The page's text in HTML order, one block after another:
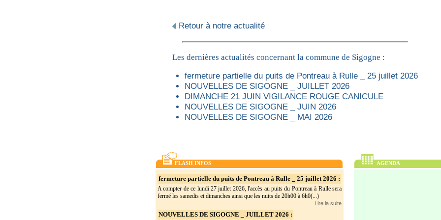
Retour à notre actualité
Les dernières actualités concernant la commune de Sigogne :
fermeture partielle du puits de Pontreau à Rulle _ 25 juillet 2026
NOUVELLES DE SIGOGNE _ JUILLET 2026
DIMANCHE 21 JUIN VIGILANCE ROUGE CANICULE
NOUVELLES DE SIGOGNE _ JUIN 2026
NOUVELLES DE SIGOGNE _ MAI 2026
FLASH INFOS AGENDA
fermeture partielle du puits de Pontreau à Rulle _ 25 juillet 2026 :
A compter de ce lundi 27 juillet 2026, l'accès au puits du Pontreau à Rulle sera
fermé les samedis et dimanches ainsi que les nuits de 20h00 à 6h0(...)
Lire la suite
NOUVELLES DE SIGOGNE _ JUILLET 2026 :